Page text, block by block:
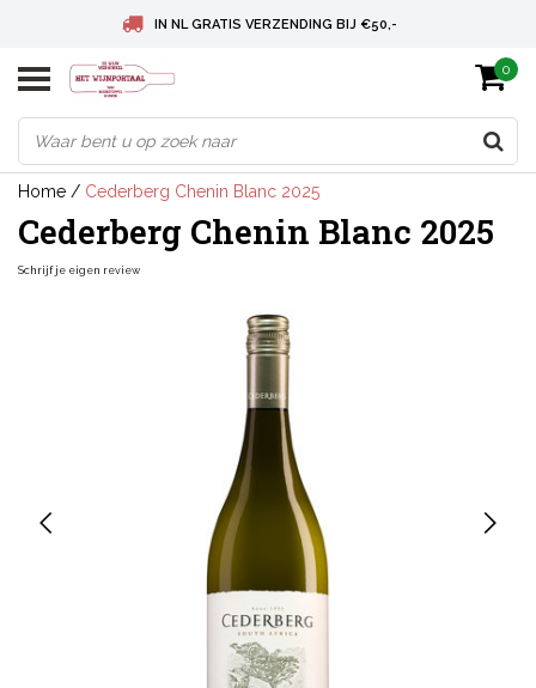
IN NL GRATIS VERZENDING BIJ €50,-
BELGIE GRATIS VERZENDING BIJ € 75
DEUTSCHLAND VERSANDKOSTENFREI AB € 75
0
Home / Cederberg Chenin Blanc 2025
Cederberg Chenin Blanc 2025
Schrijf je eigen review